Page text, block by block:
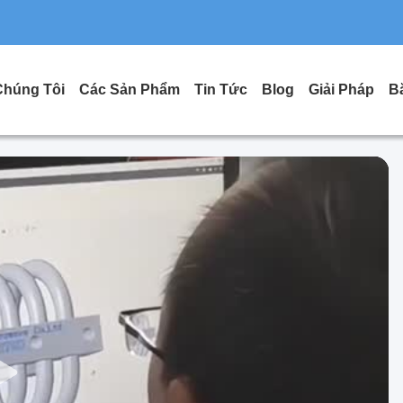
Tôi Các Sản Phẩm Tin Tức Blog Giải Pháp